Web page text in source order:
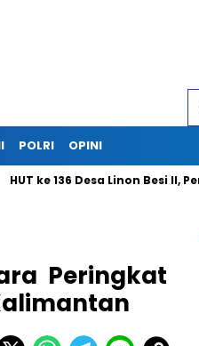
POLRI OPINI
Desa Linon Besi II, Pemdes
Peringkat